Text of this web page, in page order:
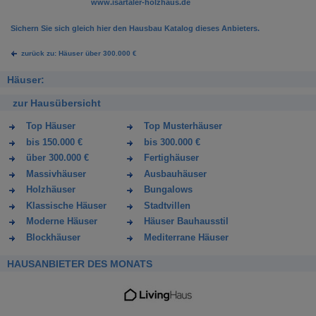
www.isartaler-holzhaus.de
Sichern Sie sich gleich hier den Hausbau Katalog dieses Anbieters.
zurück zu: Häuser über 300.000 €
Häuser:
zur Hausübersicht
Top Häuser
Top Musterhäuser
bis 150.000 €
bis 300.000 €
über 300.000 €
Fertighäuser
Massivhäuser
Ausbauhäuser
Holzhäuser
Bungalows
Klassische Häuser
Stadtvillen
Moderne Häuser
Häuser Bauhausstil
Blockhäuser
Mediterrane Häuser
HAUSANBIETER DES MONATS